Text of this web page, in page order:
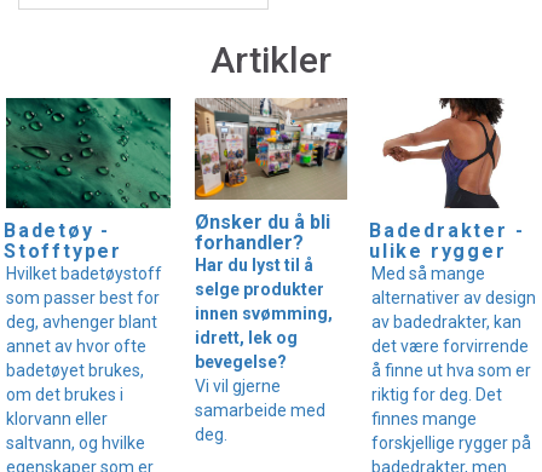
Artikler
Badetøy -
Stofftyper
Hvilket badetøystoff
som passer best for
deg, avhenger blant
annet av hvor ofte
badetøyet brukes,
om det brukes i
klorvann eller
saltvann, og hvilke
egenskaper som er
Ønsker du å bli
forhandler?
Har du lyst til å
selge produkter
innen svømming,
idrett, lek og
bevegelse?
Vi vil gjerne
samarbeide med
deg.
Badedrakter -
ulike rygger
Med så mange
alternativer av design
av badedrakter, kan
det være forvirrende
å finne ut hva som er
riktig for deg. Det
finnes mange
forskjellige rygger på
badedrakter, men